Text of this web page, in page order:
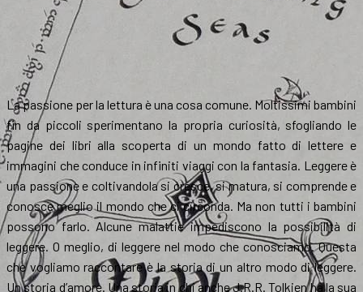
La passione per la lettura è una cosa comune. Moltissimi bambini
fin da piccoli sperimentano la propria curiosità, sfogliando le
pagine dei libri alla scoperta di un mondo fatto di lettere e
immagini che conduce in infiniti viaggi con la fantasia. Leggere è
una passione e coltivandola si cresce, si matura, si comprende e
conosce meglio il mondo che ci circonda. Ma non tutti i bambini
possono farlo. Alcune malattie impediscono la possibilità di
leggere. O meglio, di leggere nel modo che conosciamo. Questa
che vogliamo raccontare è la storia di un altro modo di leggere.
Un storia d’amore. Una storia in chi anche J.R.R. Tolkien ha la sua